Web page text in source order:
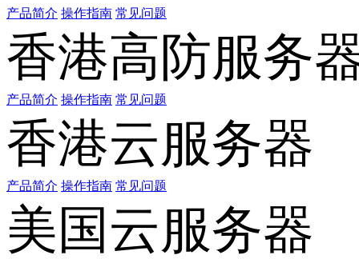
产品简介 操作指南 常见问题
香港高防服务
产品简介 操作指南 常见问题
香港云服务器
产品简介 操作指南 常见问题
美国云服务器